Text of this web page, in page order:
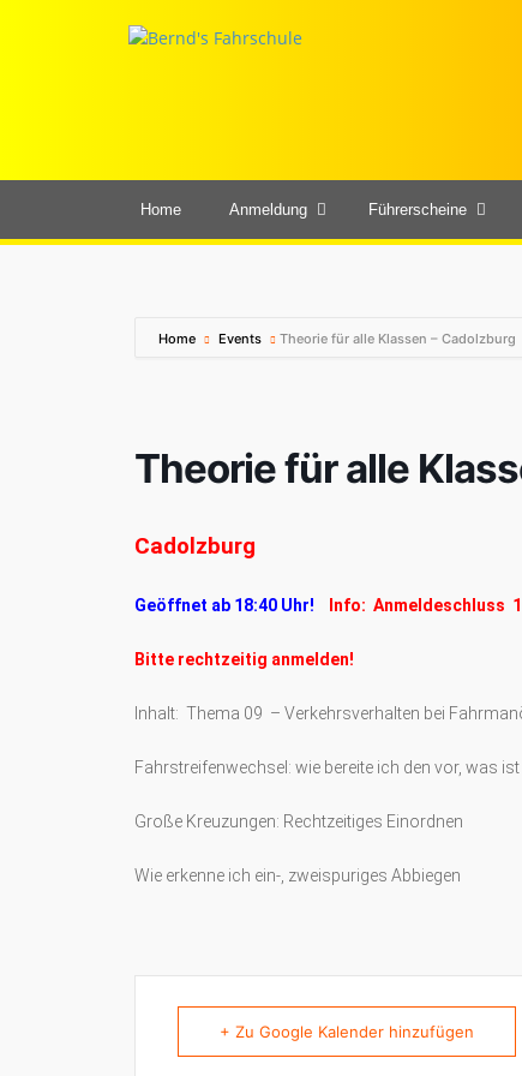
Home Anmeldung Führerscheine
Home Events Theorie für alle Klassen – Cadolzburg
Theorie für alle
Cadolzburg
Geöffnet ab 18:40 Uhr! Info: Anmeldeschluss
Bitte rechtzeitig anmelden!
Inhalt: Thema 09 – Verkehrsverhalten bei
Fahrstreifenwechsel: wie bereite ich den vor, was ist
Große Kreuzungen: Rechtzeitiges Einordnen
Wie erkenne ich ein-, zweispuriges Abbiegen
+ Zu Google Kalender hinzufügen